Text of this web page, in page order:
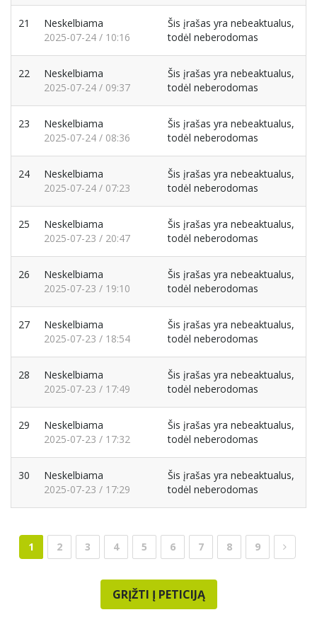
21
Neskelbiama
2025-07-24 / 10:16
Šis įrašas yra nebeaktualus,
todėl neberodomas
22
Neskelbiama
2025-07-24 / 09:37
Šis įrašas yra nebeaktualus,
todėl neberodomas
23
Neskelbiama
2025-07-24 / 08:36
Šis įrašas yra nebeaktualus,
todėl neberodomas
24
Neskelbiama
2025-07-24 / 07:23
Šis įrašas yra nebeaktualus,
todėl neberodomas
25
Neskelbiama
2025-07-23 / 20:47
Šis įrašas yra nebeaktualus,
todėl neberodomas
26
Neskelbiama
2025-07-23 / 19:10
Šis įrašas yra nebeaktualus,
todėl neberodomas
27
Neskelbiama
2025-07-23 / 18:54
Šis įrašas yra nebeaktualus,
todėl neberodomas
28
Neskelbiama
2025-07-23 / 17:49
Šis įrašas yra nebeaktualus,
todėl neberodomas
29
Neskelbiama
2025-07-23 / 17:32
Šis įrašas yra nebeaktualus,
todėl neberodomas
30
Neskelbiama
2025-07-23 / 17:29
Šis įrašas yra nebeaktualus,
todėl neberodomas
1 2 3 4 5 6 7 8 9
GRĮŽTI Į PETICIJĄ